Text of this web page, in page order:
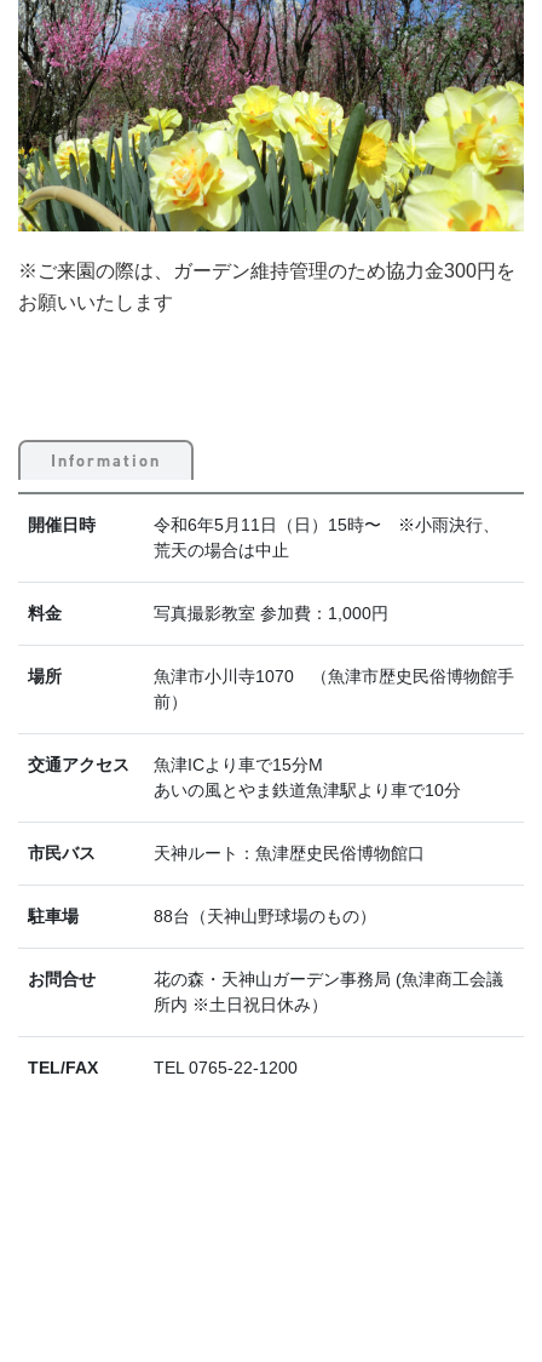
※ご来園の際は、ガーデン維持管理のため協力金300円を
お願いいたします
Information
開催日時
令和6年5月11日（日）15時〜 ※小雨決行、
荒天の場合は中止
料金 写真撮影教室 参加費：1,000円
場所
魚津市小川寺1070 （魚津市歴史民俗博物館手
前）
交通アクセス
魚津ICより車で15分M
あいの風とやま鉄道魚津駅より車で10分
市民バス 天神ルート：魚津歴史民俗博物館口
駐車場 88台（天神山野球場のもの）
お問合せ
花の森・天神山ガーデン事務局 (魚津商工会議
所内 ※土日祝日休み）
TEL/FAX TEL 0765-22-1200